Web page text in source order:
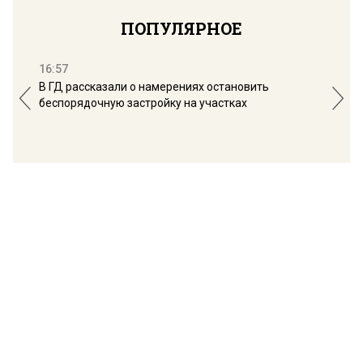
ПОПУЛЯРНОЕ
16:57
В ГД рассказали о намерениях остановить
беспорядочную застройку на участках